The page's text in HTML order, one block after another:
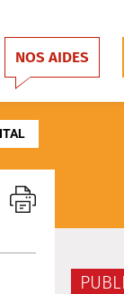
NOS AIDES